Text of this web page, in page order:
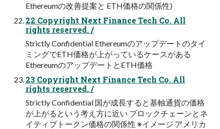
Ethereumの改善提案と ETH価格の関係性)
22 Copyright Next Finance Tech Co. All
rights reserved. /
Strictly Confidential Ethereumのアップデートのタイ
ミングでETH価格が上がっているケースがある
EthereumのアップデートとETH価格
23 Copyright Next Finance Tech Co. All
rights reserved. /
Strictly Confidential 国が成長すると基軸通貨の価格
が上がるという考え方に近い ブロックチェーンとネ
イティブトークン価格の関係性 ※イメージ アメリカ